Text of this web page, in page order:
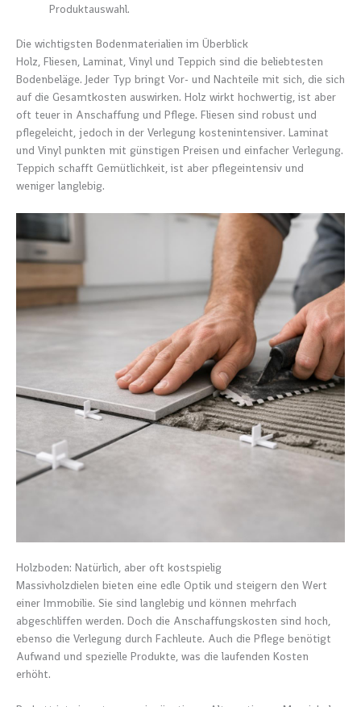
Produktauswahl.
Die wichtigsten Bodenmaterialien im Überblick
Holz, Fliesen, Laminat, Vinyl und Teppich sind die beliebtesten
Bodenbeläge. Jeder Typ bringt Vor- und Nachteile mit sich, die sich
auf die Gesamtkosten auswirken. Holz wirkt hochwertig, ist aber
oft teuer in Anschaffung und Pflege. Fliesen sind robust und
pflegeleicht, jedoch in der Verlegung kostenintensiver. Laminat
und Vinyl punkten mit günstigen Preisen und einfacher Verlegung.
Teppich schafft Gemütlichkeit, ist aber pflegeintensiv und
weniger langlebig.
Holzboden: Natürlich, aber oft kostspielig
Massivholzdielen bieten eine edle Optik und steigern den Wert
einer Immobilie. Sie sind langlebig und können mehrfach
abgeschliffen werden. Doch die Anschaffungskosten sind hoch,
ebenso die Verlegung durch Fachleute. Auch die Pflege benötigt
Aufwand und spezielle Produkte, was die laufenden Kosten
erhöht.